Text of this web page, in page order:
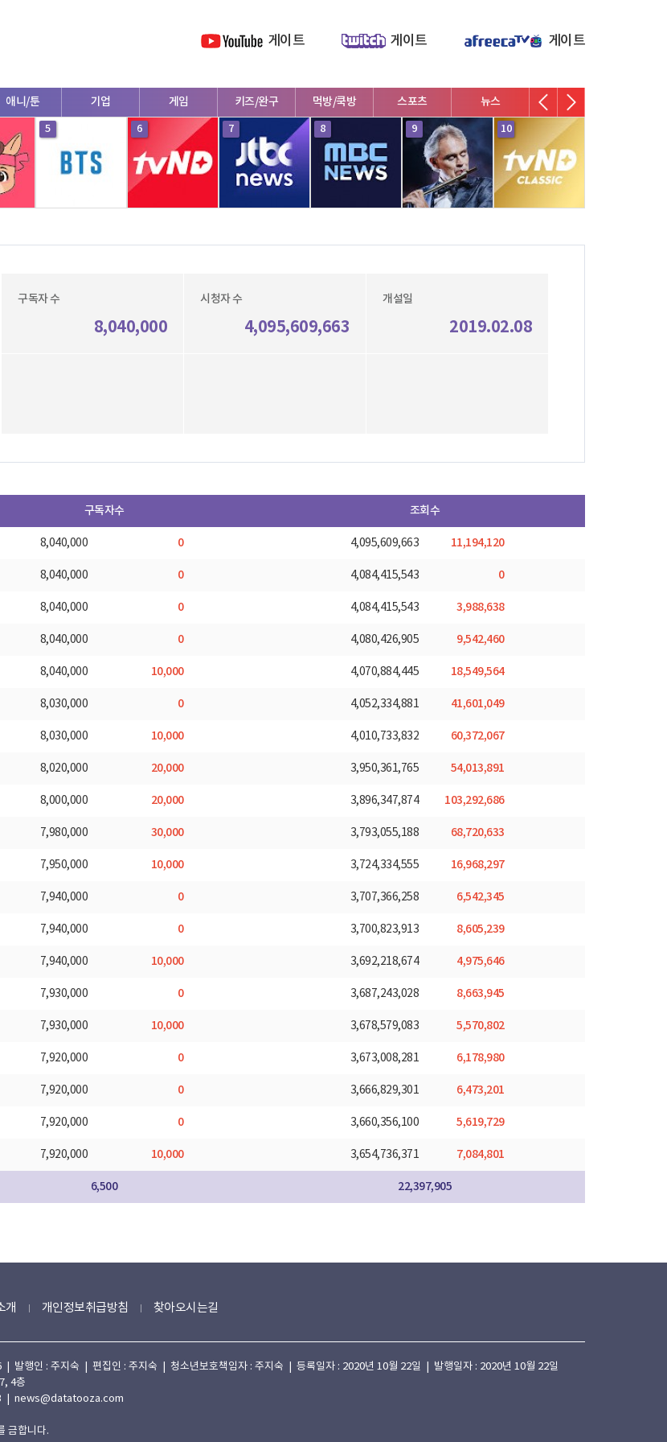
게이트 게이트 게이트
애니/툰 기업 게임 키즈/완구 먹방/쿡방 스포츠 뉴스 V로그/소통
5 6 7 8 9 10
구독자 수
8,040,000
시청자 수
4,095,609,663
개설일
2019.02.08
구독자수 조회수
8,040,000 0 4,095,609,663 11,194,120
8,040,000 0 4,084,415,543 0
8,040,000 0 4,084,415,543 3,988,638
8,040,000 0 4,080,426,905 9,542,460
8,040,000 10,000 4,070,884,445 18,549,564
8,030,000 0 4,052,334,881 41,601,049
8,030,000 10,000 4,010,733,832 60,372,067
8,020,000 20,000 3,950,361,765 54,013,891
8,000,000 20,000 3,896,347,874 103,292,686
7,980,000 30,000 3,793,055,188 68,720,633
7,950,000 10,000 3,724,334,555 16,968,297
7,940,000 0 3,707,366,258 6,542,345
7,940,000 0 3,700,823,913 8,605,239
7,940,000 10,000 3,692,218,674 4,975,646
7,930,000 0 3,687,243,028 8,663,945
7,930,000 10,000 3,678,579,083 5,570,802
7,920,000 0 3,673,008,281 6,178,980
7,920,000 0 3,666,829,301 6,473,201
7,920,000 0 3,660,356,100 5,619,729
7,920,000 10,000 3,654,736,371 7,084,801
6,500 22,397,905
개 개인정보취급방침 찾아오시는길
발행인 : 주지숙 | 편집인 : 주지숙 | 청소년보호책임자 : 주지숙 | 등록일자 : 2020년 10월 22일 | 발행일자 : 2020년 10월 22일
4층
| news@datatooza.com
금합니다.